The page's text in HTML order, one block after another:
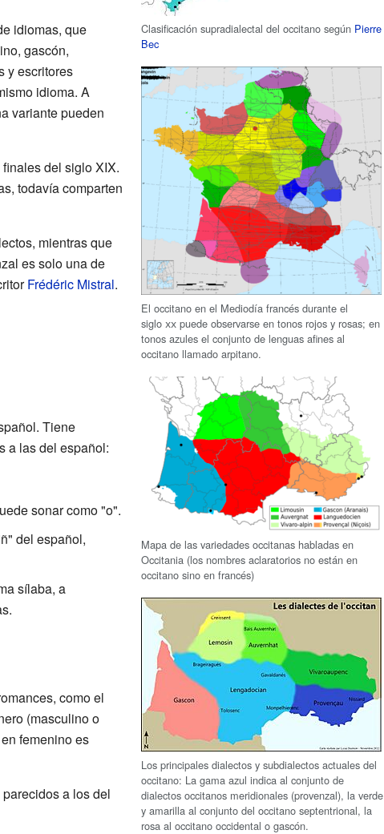
Clasificación supradialectal del occitano según Pierre
Bec
El occitano en el Mediodía francés durante el
sigloxx puede observarse en tonos rojos y rosas; en
tonos azules el conjunto de lenguas afines al
occitano llamado arpitano.
Mapa de las variedades occitanas habladas en
Occitania (los nombres aclaratorios no están en
occitano sino en francés)
Los principales dialectos y subdialectos actuales del
occitano: La gama azul indica al conjunto de
dialectos occitanos meridionales (provenzal), la verde
y amarilla al conjunto del occitano septentrional, la
rosa al occitano occidental o gascón.
idiomas, que
gascón,
y escritores
idioma. A
variante pueden
del siglo XIX.
todavía comparten
mientras que
es solo una de
Frédéric Mistral.
Tiene
a las del español:
sonar como "o".
del español,
sílaba, a
como el
(masculino o
femenino es
a los del